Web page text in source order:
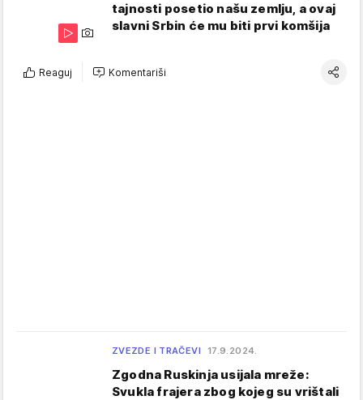
tajnosti posetio našu zemlju, a ovaj
slavni Srbin će mu biti prvi komšija
Reaguj Komentariši
ZVEZDE I TRAČEVI 17.9.2024.
Zgodna Ruskinja usijala mreže:
Svukla frajera zbog kojeg su vrištali